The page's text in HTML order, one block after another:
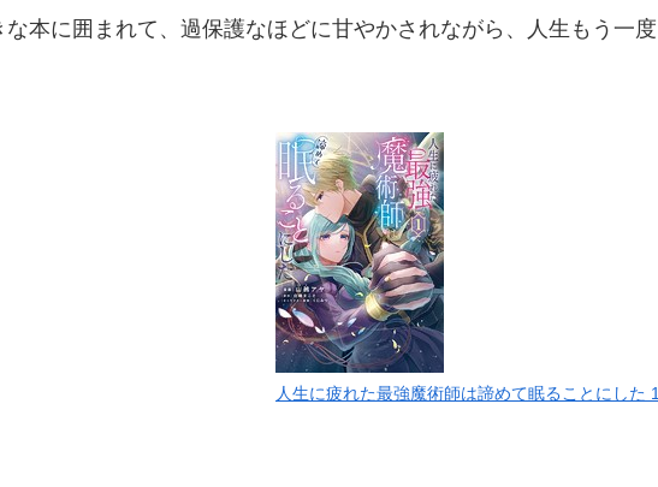
本に囲まれて、過保護なほどに甘やかされながら、人生もう一度
人生に疲れた最強魔術師は諦めて眠ることにした 1